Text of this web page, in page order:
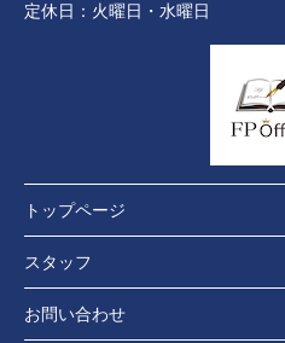
定休日： 火曜日・水曜日
トップページ
スタッフ
お問い合わせ